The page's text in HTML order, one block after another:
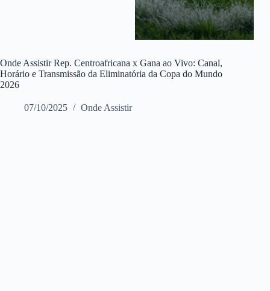
Onde Assistir Rep. Centroafricana x Gana ao Vivo: Canal,
Horário e Transmissão da Eliminatória da Copa do Mundo
2026
07/10/2025 Onde Assistir